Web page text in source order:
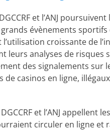
et l’ANJ
évènements sportifs
croissante de
leurs analyses de
des signalements sur
casinos en ligne,
et l’ANJ
circuler en ligne